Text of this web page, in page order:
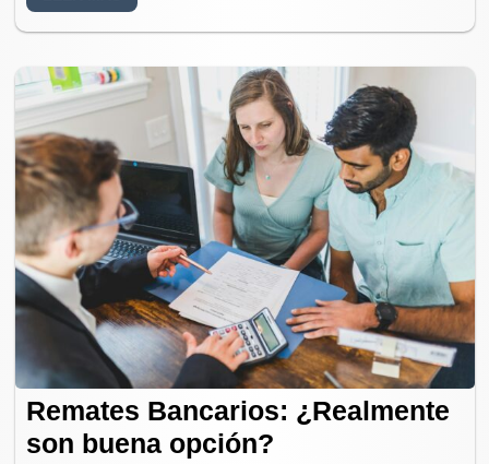
Remates Bancarios: ¿Realmente
son buena opción?